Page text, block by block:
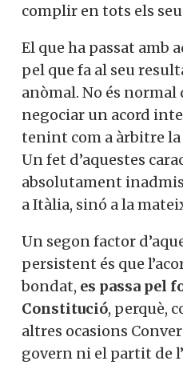
complir en tots els
El que ha passat amb
pel que fa al seu
anòmal. No és normal
negociar un acord
tenint com a àrbitre
Un fet d’aquestes
absolutament
a Itàlia, sinó a la
Un segon factor
persistent és que
bondat, es passa pel
Constitució, perquè,
altres ocasions
govern ni el partit de